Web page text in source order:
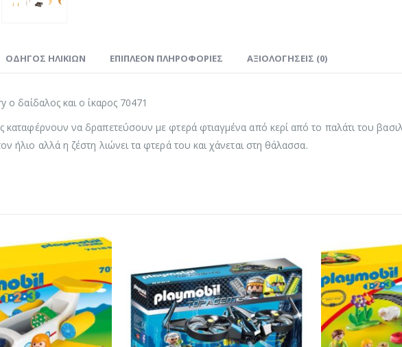
ΟΔΗΓΌΣ ΗΛΙΚΙΏΝ ΕΠΙΠΛΈΟΝ ΠΛΗΡΟΦΟΡΊΕΣ ΑΞΙΟΛΟΓΉΣΕΙΣ (0)
ο δαίδαλος και ο ίκαρος 70471
καταφέρνουν να δραπετεύσουν με φτερά φτιαγμένα από κερί από το παλάτι του
ήλιο αλλά η ζέστη λιώνει τα φτερά του και χάνεται στη θάλασσα.